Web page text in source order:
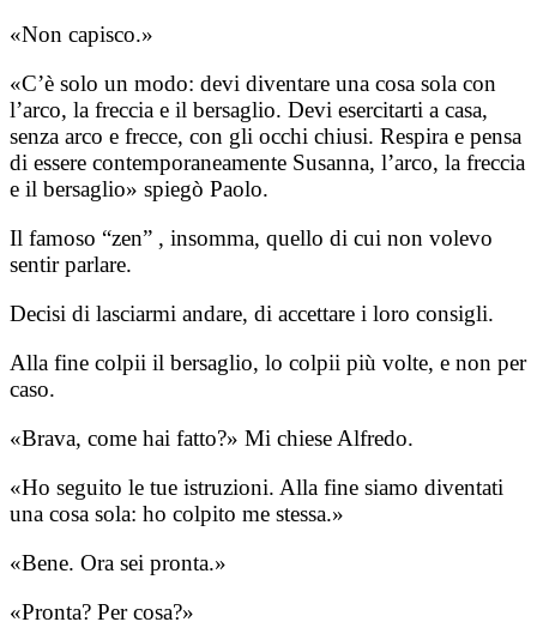
«Non capisco.»
«C’è solo un modo: devi diventare una cosa sola con
l’arco, la freccia e il bersaglio. Devi esercitarti a casa,
senza arco e frecce, con gli occhi chiusi. Respira e pensa
di essere contemporaneamente Susanna, l’arco, la freccia
e il bersaglio» spiegò Paolo.
Il famoso “zen” , insomma, quello di cui non volevo
sentir parlare.
Decisi di lasciarmi andare, di accettare i loro consigli.
Alla fine colpii il bersaglio, lo colpii più volte, e non per
caso.
«Brava, come hai fatto?» Mi chiese Alfredo.
«Ho seguito le tue istruzioni. Alla fine siamo diventati
una cosa sola: ho colpito me stessa.»
«Bene. Ora sei pronta.»
«Pronta? Per cosa?»